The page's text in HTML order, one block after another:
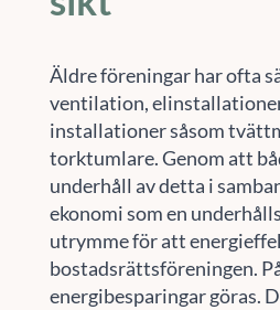
Äldre föreningar har ofta
ventilation,
installationer såsom
torktumlare. Genom att
underhåll av detta i
ekonomi som en
utrymme för att
bostadsrättsföreningen.
energibesparingar göras.